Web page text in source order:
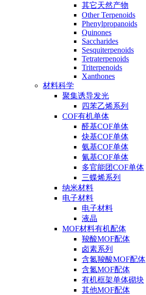
其它天然产物
Other Terpenoids
Phenylpropanoids
Quinones
Saccharides
Sesquiterpenoids
Tetraterpenoids
Triterpenoids
Xanthones
材料科学
聚集诱导发光
四苯乙烯系列
COF有机单体
醛基COF单体
炔基COF单体
氨基COF单体
氰基COF单体
多官能团COF单体
三蝶烯系列
纳米材料
电子材料
电子材料
液晶
MOF材料有机配体
羧酸MOF配体
卤素系列
含氮羧酸MOF配体
含氮MOF配体
有机框架单体砌块
其他MOF配体